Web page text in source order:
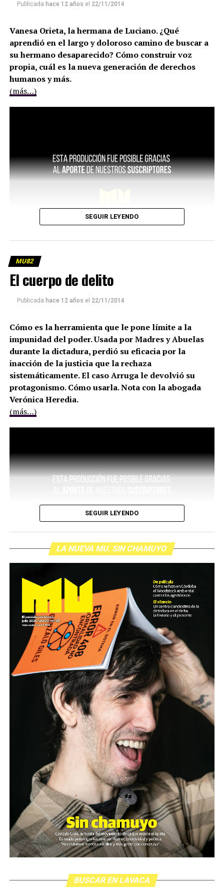
Publicada hace 12 años el 22/11/2014
Vanesa Orieta, la hermana de Luciano. ¿Qué
aprendió en el largo y doloroso camino de buscar a
su hermano desaparecido? Cómo construir voz
propia, cuál es la nueva generación de derechos
humanos y más.
(más…)
SEGUIR LEYENDO
MU82
El cuerpo de delito
Publicada hace 12 años el 22/11/2014
Cómo es la herramienta que le pone límite a la
impunidad del poder. Usada por Madres y Abuelas
durante la dictadura, perdió su eficacia por la
inacción de la justicia que la rechaza
sistemáticamente. El caso Arruga le devolvió su
protagonismo. Cómo usarla. Nota con la abogada
Verónica Heredia.
(más…)
SEGUIR LEYENDO
LA NUEVA MU. SIN CHAMUYO
BUSCAR EN LAVACA